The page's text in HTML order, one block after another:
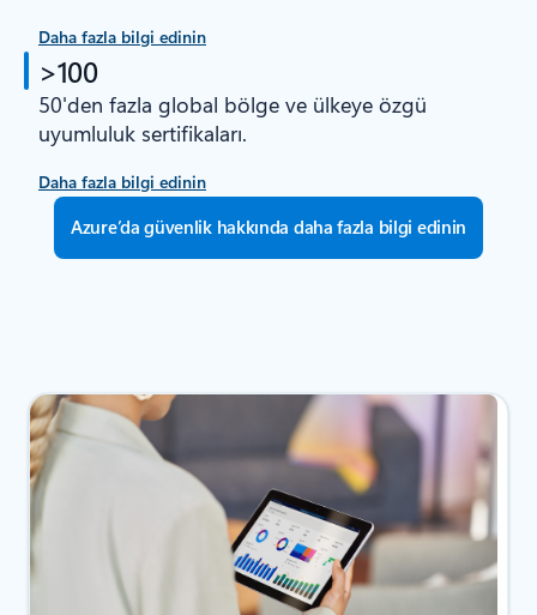
Daha fazla bilgi edinin
>100
50'den fazla global bölge ve ülkeye özgü
uyumluluk sertifikaları.
Daha fazla bilgi edinin
Azure’da güvenlik hakkında daha fazla bilgi edinin